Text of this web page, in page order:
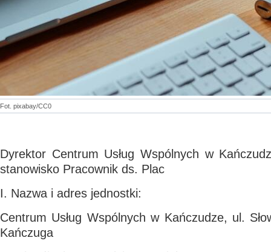
Fot. pixabay/CC0
Dyrektor Centrum Usług Wspólnych w
stanowisko Pracownik ds. Plac
I. Nazwa i adres jednostki:
Centrum Usług Wspólnych w Kańczudze, ul.
Kańczuga